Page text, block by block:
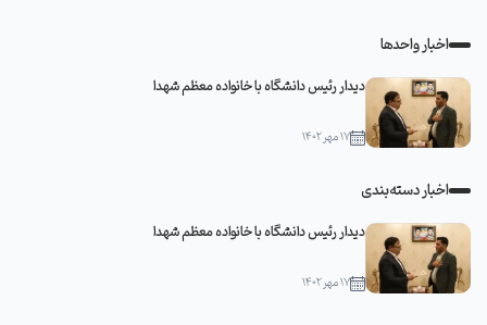
اخبار واحدها
دیدار رئیس دانشگاه با خانواده معظم شهدا
۱۷ مهر ۱۴۰۲
اخبار دسته‌بندی
دیدار رئیس دانشگاه با خانواده معظم شهدا
۱۷ مهر ۱۴۰۲